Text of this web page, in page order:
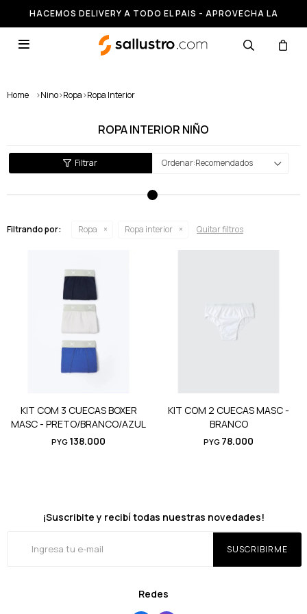
HACEMOS DELIVERY A TODO EL PAIS - APROVECHA LA
RUNNING HASTA 50% OFF

Home >Nino>Ropa>Ropa Interior
ROPA INTERIOR NIÑO
Recomendados
Filtrando por: Ropa Ropa interior Quitar filtros
KIT COM 3 CUECAS BOXER
MASC - PRETO/BRANCO/AZUL
PYG 138.000
KIT COM 2 CUECAS MASC -
BRANCO
PYG 78.000
Redes
¡Suscribite y recibí todas nuestras novedades!
SUSCRIBIRME